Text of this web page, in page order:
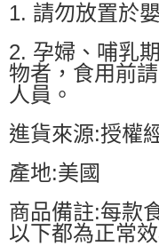
1. 請勿放置於
2. 孕婦、哺乳
物者，食用前
人員。
進貨來源:授權
產地:美國
商品備註:每款
以下都為正常效